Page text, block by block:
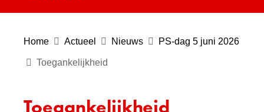
e
Home Actueel Nieuws PS-dag 5 juni 2026
Toegankelijkheid
Toegankelijkheid